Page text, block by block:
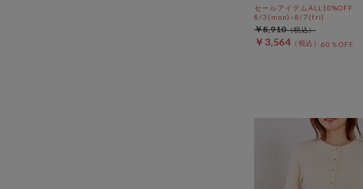
セールアイテムALL10%OFF
8/3(mon)~8/7(fri)
￥3,564 60％OFF
￥8,910